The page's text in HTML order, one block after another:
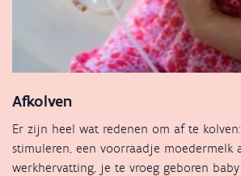
Afkolven
Er zijn heel wat redenen om af te
stimuleren, een voorraadje moedermelk
werkhervatting, je te vroeg geboren baby